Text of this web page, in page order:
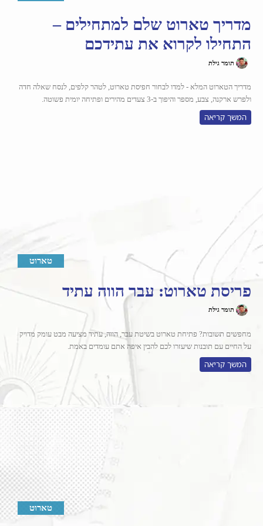
מדריך טארוט שלם למתחילים –
התחילו לקרוא את עתידכם
תומר גילת
מדריך הטארוט המלא - למדו לבחור חפיסת טארוט, לטהר קלפים, לנסח שאלה חדה
ולפרש ארקנה, צבע, מספר והיפוך ב-3 צעדים מהירים ופתיחה יומית פשוטה.
המשך קריאה
טארוט
פריסת טארוט: עבר הווה עתיד
תומר גילת
מחפשים תשובות? פתיחת טארוט בשיטת עבר, הווה, עתיד מציעה מבט עומק מדויק
על החיים עם תובנות שיעזרו לכם להבין איפה אתם עומדים באמת.
המשך קריאה
טארוט